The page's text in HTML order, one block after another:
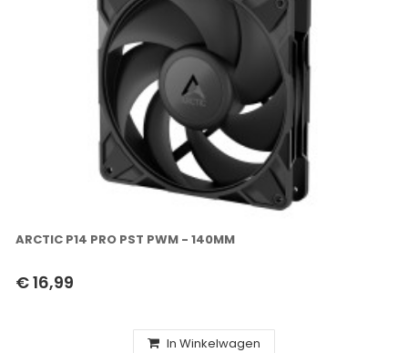
ARCTIC P14 PRO PST PWM - 140MM
€ 16,99
In Winkelwagen